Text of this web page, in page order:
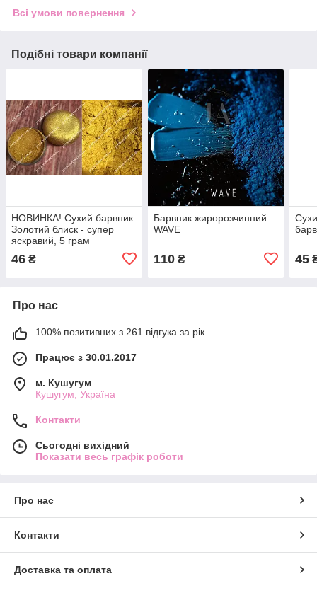
Всі умови повернення
Подібні товари компанії
НОВИНКА! Сухий барвник
Золотий блиск - супер
яскравий, 5 грам
46 ₴
Барвник жиророзчинний
WAVE
110₴ 45
Про нас
100% позитивних з 261 відгука за рік
Працює з 30.01.2017
м. Кушугум
Кушугум, Україна
Контакти
Сьогодні вихідний
Показати весь графік роботи
Про нас
Контакти
Доставка та оплата